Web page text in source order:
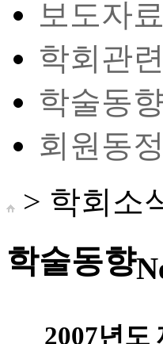
보도자료
학회관
학술동향
회원동정
> 학회소
학술동향
2007년도